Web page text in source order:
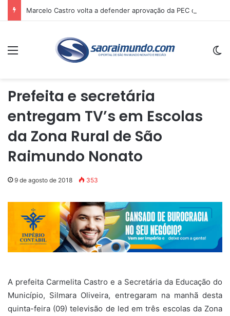
Menu
Prefeita e secretária
entregam TV’s em Escolas
da Zona Rural de São
Raimundo Nonato
9 de agosto de 2018 353
A prefeita Carmelita Castro e a Secretária da Educação do
Município, Silmara Oliveira, entregaram na manhã desta
quinta-feira (09) televisão de led em três escolas da Zona